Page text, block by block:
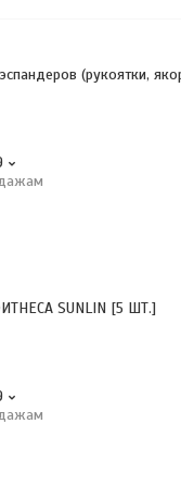
(рукоятки,
SUNLIN [5 ШТ.]